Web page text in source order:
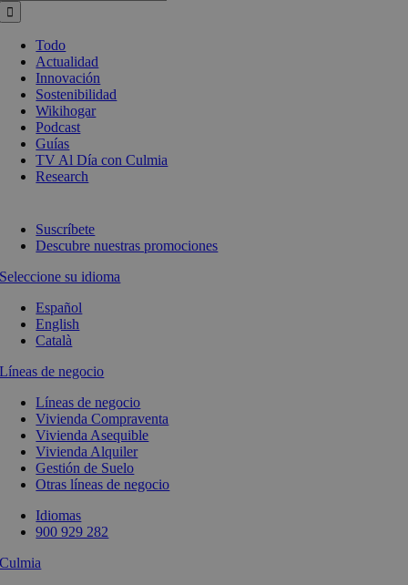
Todo
Actualidad
Innovación
Sostenibilidad
Wikihogar
Podcast
Guías
TV Al Día con Culmia
Research
Suscríbete
Descubre nuestras promociones
Seleccione su idioma
Español
English
Català
Líneas de negocio
Líneas de negocio
Vivienda Compraventa
Vivienda Asequible
Vivienda Alquiler
Gestión de Suelo
Otras líneas de negocio
Idiomas
900 929 282
Culmia